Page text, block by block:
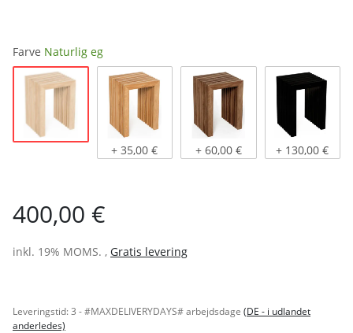
Farve Naturlig eg
Lys olieret eg
+ 35,00 € Mørk olieret eg
+ 60,00 € sort bejdset
+ 130,00 €
400,00 €
inkl. 19% MOMS. , Gratis levering
Leveringstid:3 - #MAXDELIVERYDAYS# arbejdsdage (DE - i udlandet
anderledes)